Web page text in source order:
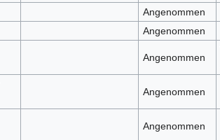
Angenommen
Angenommen
Angenommen
Angenommen
Angenommen